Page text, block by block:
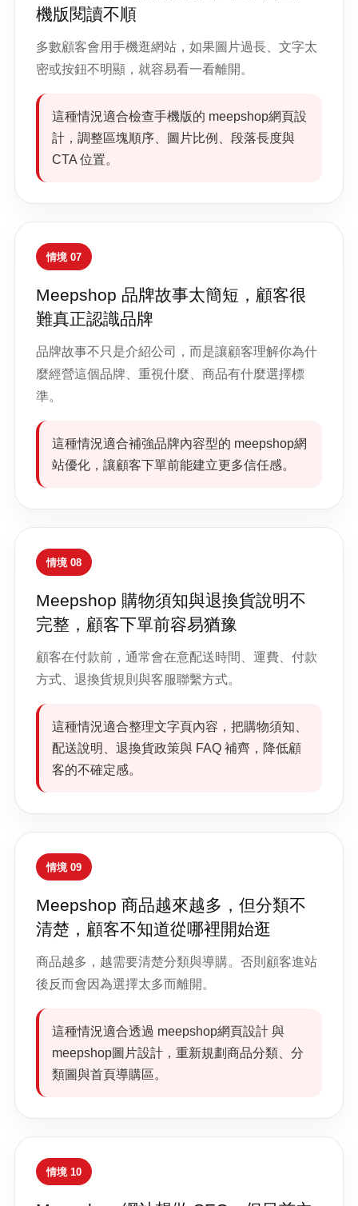
機版閱讀不順
多數顧客會用手機逛網站，如果圖片過長、文字太
密或按鈕不明顯，就容易看一看離開。
這種情況適合檢查手機版的 meepshop網頁設
計，調整區塊順序、圖片比例、段落長度與
CTA 位置。
情境 07
Meepshop 品牌故事太簡短，顧客很
難真正認識品牌
品牌故事不只是介紹公司，而是讓顧客理解你為什
麼經營這個品牌、重視什麼、商品有什麼選擇標
準。
這種情況適合補強品牌內容型的 meepshop網
站優化，讓顧客下單前能建立更多信任感。
情境 08
Meepshop 購物須知與退換貨說明不
完整，顧客下單前容易猶豫
顧客在付款前，通常會在意配送時間、運費、付款
方式、退換貨規則與客服聯繫方式。
這種情況適合整理文字頁內容，把購物須知、
配送說明、退換貨政策與 FAQ 補齊，降低顧
客的不確定感。
情境 09
Meepshop 商品越來越多，但分類不
清楚，顧客不知道從哪裡開始逛
商品越多，越需要清楚分類與導購。否則顧客進站
後反而會因為選擇太多而離開。
這種情況適合透過 meepshop網頁設計 與
meepshop圖片設計，重新規劃商品分類、分
類圖與首頁導購區。
情境 10